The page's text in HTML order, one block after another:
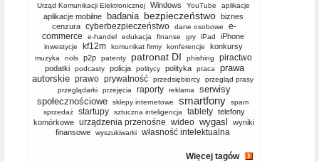
Urząd Komunikacji Elektronicznej Windows YouTube aplikacje
aplikacje mobilne badania bezpieczeństwo biznes
cenzura cyberbezpieczeństwo dane osobowe
e-
commerce
e-handel edukacja finanse gry iPad iPhone
inwestycje kf12m komunikat firmy konferencje konkursy
muzyka nols p2p patenty patronat DI phishing piractwo
podatki podcasty policja politycy polityka praca
prawa
autorskie prawo prywatność przedsiębiorcy
przegląd prasy
przeglądarki
przejęcia raporty reklama
serwisy
społecznościowe
sklepy internetowe smartfony
spam
sprzedaż
startupy sztuczna inteligencja tablety telefony
komórkowe
urządzenia przenośne wideo wygasl
wyniki
finansowe
wyszukiwarki własność intelektualna
Więcej tagów